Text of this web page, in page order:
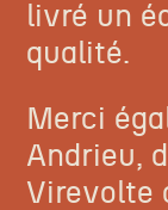
livré un
qualité.
Merci
Andrieu,
Virevolte